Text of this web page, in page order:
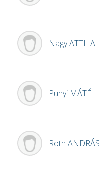
NagyATTILA
Punyi MÁTÉ
Roth ANDRÁS